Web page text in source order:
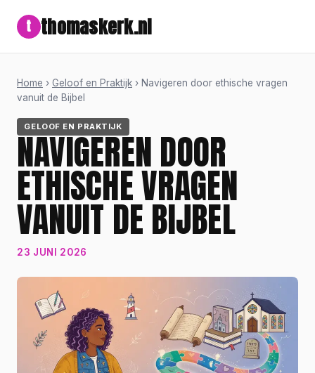
t thomaskerk.nl
Home › Geloof en Praktijk › Navigeren door ethische vragen
vanuit de Bijbel
GELOOF EN PRAKTIJK
NAVIGEREN DOOR
ETHISCHE VRAGEN
VANUIT DE BIJBEL
23 JUNI 2026